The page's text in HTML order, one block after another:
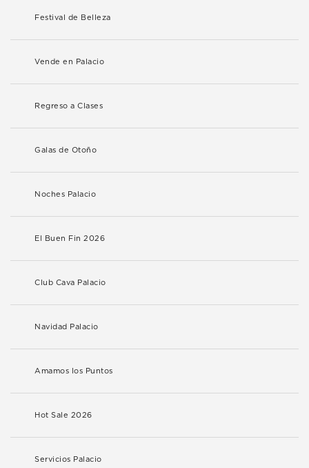
Festival de Belleza
Vende en Palacio
Regreso a Clases
Galas de Otoño
Noches Palacio
El Buen Fin 2026
Club Cava Palacio
Navidad Palacio
Amamos los Puntos
Hot Sale 2026
Servicios Palacio